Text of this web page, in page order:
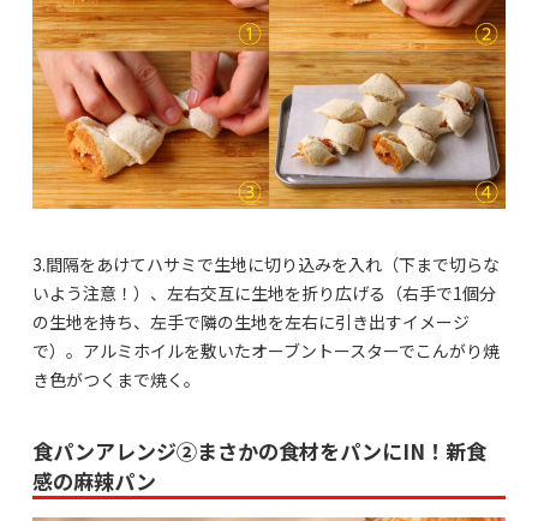
3.間隔をあけてハサミで生地に切り込みを入れ（下まで切らな
いよう注意！）、左右交互に生地を折り広げる（右手で1個分
の生地を持ち、左手で隣の生地を左右に引き出すイメージ
で）。アルミホイルを敷いたオーブントースターでこんがり焼
き色がつくまで焼く。
食パンアレンジ②まさかの食材をパンにIN！新食
感の麻辣パン